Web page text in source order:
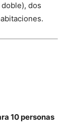
dos
10 personas